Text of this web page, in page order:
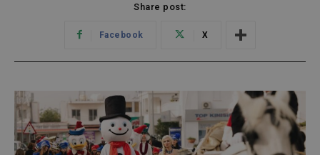
Share post:
Facebook X